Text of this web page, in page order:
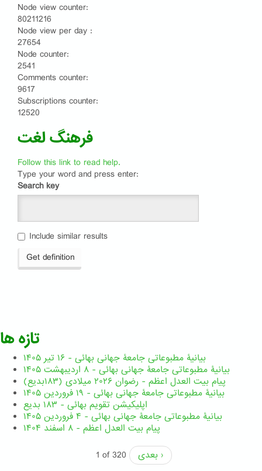
Node view counter:
80211216
Node view per day :
27654
Node counter:
2541
Comments counter:
9617
Subscriptions counter:
12520
فرهنگ لغت
Follow this link to read help.
Type your word and press enter:
Search key
Include similar results
Get definition
تازه ها
بیانیۀ مطبوعاتی جامعۀ جهانی بهائی - ۱۶ تیر ۱۴۰۵
بیانیۀ مطبوعاتی جامعۀ جهانی بهائی - ۸ اردیبهشت ۱۴۰۵
پیام بیت العدل اعظم - رضوان ۲۰۲۶ میلادی (۱۸۳بدیع)
بیانیۀ مطبوعاتی جامعۀ جهانی بهائی - ۱۹ فروردین ۱۴۰۵
اپلیکیشن تقویم بهائی - ۱۸۳ بدیع
بیانیۀ مطبوعاتی جامعۀ جهانی بهائی - ۴ فروردین ۱۴۰۵
پیام بیت العدل اعظم - ۸ اسفند ۱۴۰۴
1 of 320
بعدی ›